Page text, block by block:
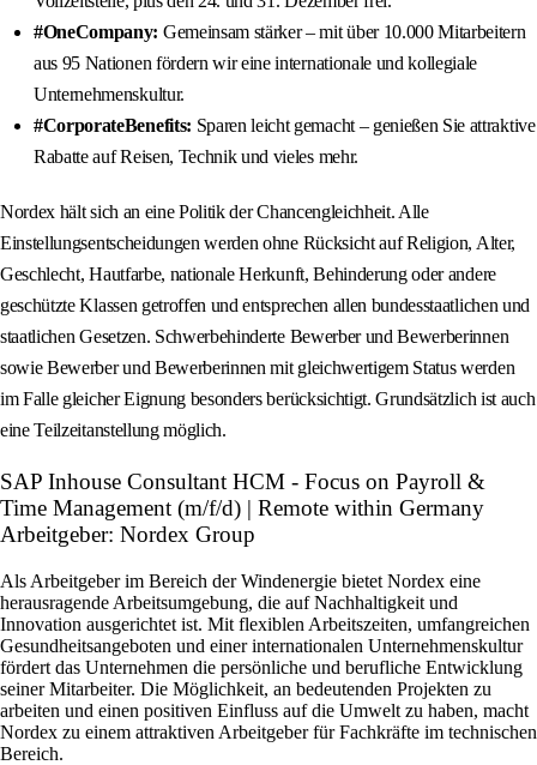
#OneCompany: Gemeinsam stärker – mit über 10.000 Mitarbeitern
aus 95 Nationen fördern wir eine internationale und kollegiale
Unternehmenskultur.
#CorporateBenefits: Sparen leicht gemacht – genießen Sie attraktive
Rabatte auf Reisen, Technik und vieles mehr.
Nordex hält sich an eine Politik der Chancengleichheit. Alle
Einstellungsentscheidungen werden ohne Rücksicht auf Religion, Alter,
Geschlecht, Hautfarbe, nationale Herkunft, Behinderung oder andere
geschützte Klassen getroffen und entsprechen allen bundesstaatlichen und
staatlichen Gesetzen. Schwerbehinderte Bewerber und Bewerberinnen
sowie Bewerber und Bewerberinnen mit gleichwertigem Status werden
im Falle gleicher Eignung besonders berücksichtigt. Grundsätzlich ist auch
eine Teilzeitanstellung möglich.
SAP Inhouse Consultant HCM - Focus on Payroll &
Time Management (m/f/d) | Remote within Germany
Arbeitgeber: Nordex Group
Als Arbeitgeber im Bereich der Windenergie bietet Nordex eine
herausragende Arbeitsumgebung, die auf Nachhaltigkeit und
Innovation ausgerichtet ist. Mit flexiblen Arbeitszeiten, umfangreichen
Gesundheitsangeboten und einer internationalen Unternehmenskultur
fördert das Unternehmen die persönliche und berufliche Entwicklung
seiner Mitarbeiter. Die Möglichkeit, an bedeutenden Projekten zu
arbeiten und einen positiven Einfluss auf die Umwelt zu haben, macht
Nordex zu einem attraktiven Arbeitgeber für Fachkräfte im technischen
Bereich.